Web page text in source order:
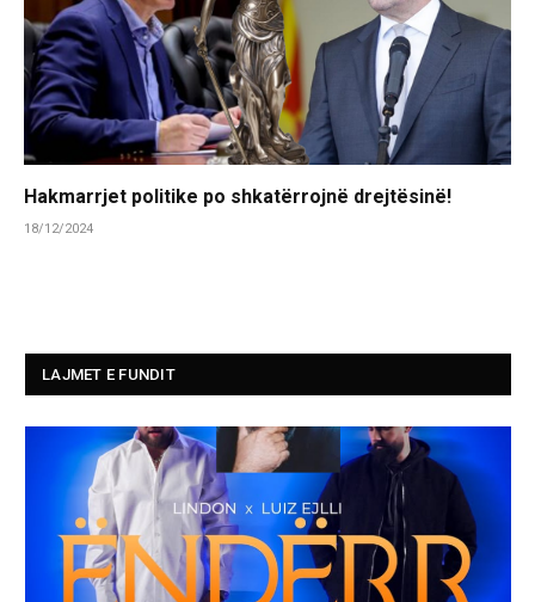
Hakmarrjet politike po shkatërrojnë drejtësinë!
18/12/2024
LAJMET E FUNDIT